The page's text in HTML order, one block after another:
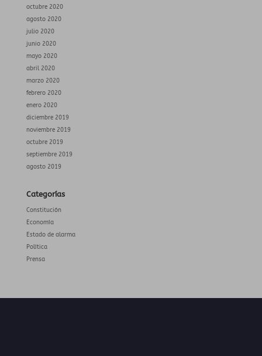
octubre 2020
agosto 2020
julio 2020
junio 2020
mayo 2020
abril 2020
marzo 2020
febrero 2020
enero 2020
diciembre 2019
noviembre 2019
octubre 2019
septiembre 2019
agosto 2019
Categorías
Constitución
Economía
Estado de alarma
Política
Prensa